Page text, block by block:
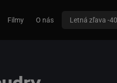
Filmy O nás Letná zľava -